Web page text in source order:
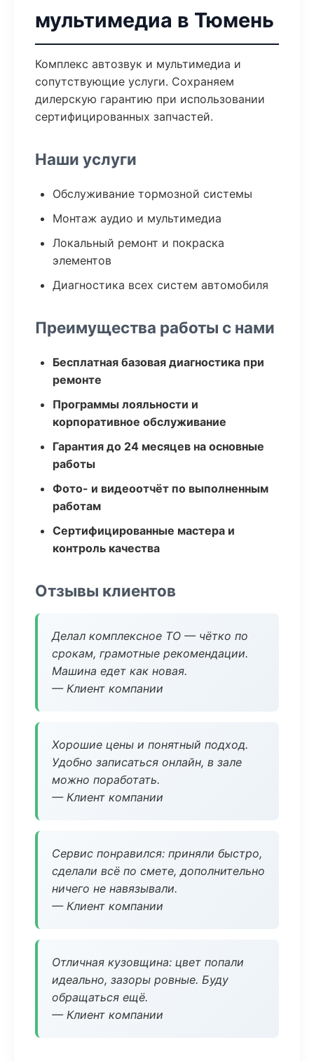
мультимедиа в Тюмень
Комплекс автозвук и мультимедиа и
сопутствующие услуги. Сохраняем
дилерскую гарантию при использовании
сертифицированных запчастей.
Наши услуги
Обслуживание тормозной системы
Монтаж аудио и мультимедиа
Локальный ремонт и покраска
элементов
Диагностика всех систем автомобиля
Преимущества работы с нами
Бесплатная базовая диагностика при
ремонте
Программы лояльности и
корпоративное обслуживание
Гарантия до 24 месяцев на основные
работы
Фото- и видеоотчёт по выполненным
работам
Сертифицированные мастера и
контроль качества
Отзывы клиентов
Делал комплексное ТО — чётко по
срокам, грамотные рекомендации.
Машина едет как новая.
— Клиент компании
Хорошие цены и понятный подход.
Удобно записаться онлайн, в зале
можно поработать.
— Клиент компании
Сервис понравился: приняли быстро,
сделали всё по смете, дополнительно
ничего не навязывали.
— Клиент компании
Отличная кузовщина: цвет попали
идеально, зазоры ровные. Буду
обращаться ещё.
— Клиент компании